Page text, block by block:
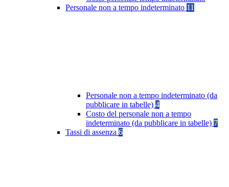
Personale non a tempo indeterminato 11
Personale non a tempo indeterminato (da
pubblicare in tabelle) 4
Costo del personale non a tempo
indeterminato (da pubblicare in tabelle) 7
Tassi di assenza 6